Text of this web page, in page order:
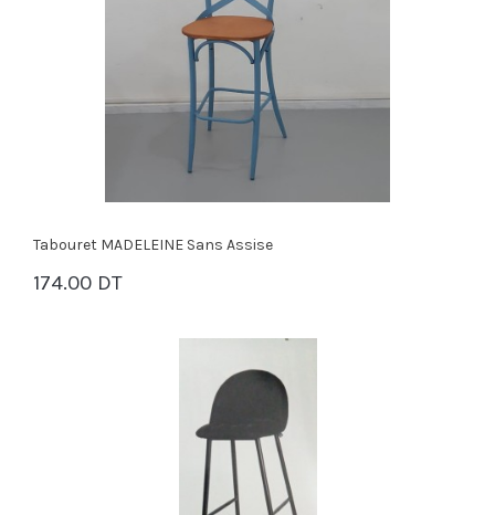
Tabouret MADELEINE Sans Assise
174.00 DT
PANIER